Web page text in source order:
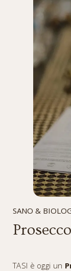
SANO &
TASI è oggi un